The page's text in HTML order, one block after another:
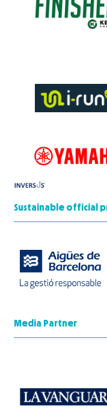
Sustainable official
Media Partner